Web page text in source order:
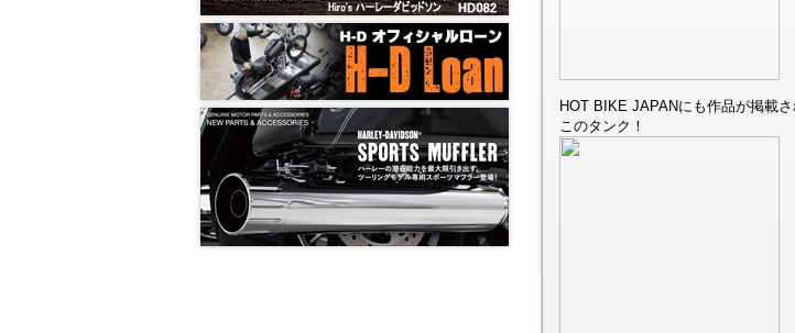
HOT BIKE JAPANにも作品が掲載さ
このタンク！